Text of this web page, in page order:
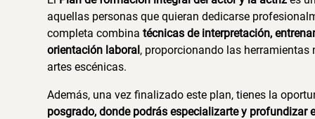
aquellas personas que quieran dedicarse
completa combina técnicas de interpretación,
orientación laboral, proporcionando las
artes escénicas.
Además, una vez finalizado este plan, tienes la
posgrado, donde podrás especializarte y profundizar